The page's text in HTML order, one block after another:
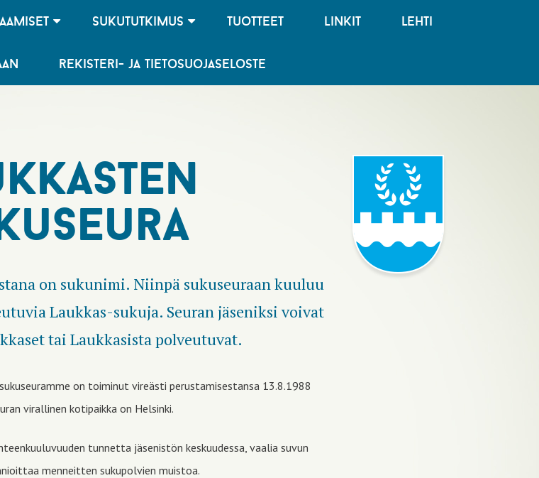
sukututkimus tuotteet linkit lehti
rekisteri- ja tietosuojaseloste
on sukunimi. Niinpä sukuseuraan kuuluu
Laukkas-sukuja. Seuran jäseniksi voivat
tai Laukkasista polveutuvat.
on toiminut vireästi perustamisestansa 13.8.1988
virallinen kotipaikka on Helsinki.
tunnetta jäsenistön keskuudessa, vaalia suvun
menneitten sukupolvien muistoa.